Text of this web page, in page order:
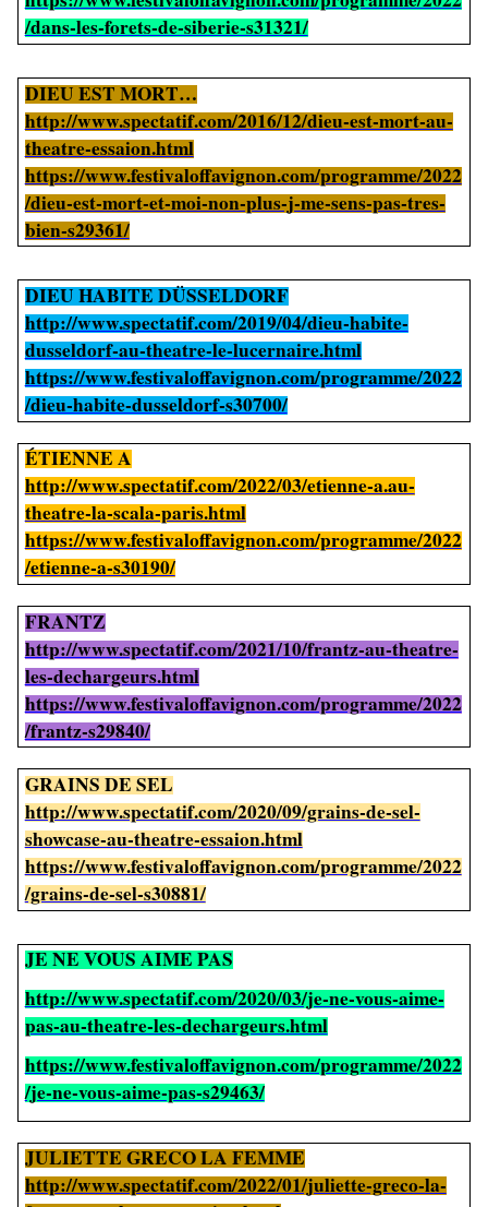
/dans-les-forets-de-siberie-s31321/
DIEU EST MORT…
http://www.spectatif.com/2016/12/dieu-est-mort-au-
theatre-essaion.html
https://www.festivaloffavignon.com/programme/2022
/dieu-est-mort-et-moi-non-plus-j-me-sens-pas-tres-
bien-s29361/
DIEU HABITE DÜSSELDORF
http://www.spectatif.com/2019/04/dieu-habite-
dusseldorf-au-theatre-le-lucernaire.html
https://www.festivaloffavignon.com/programme/2022
/dieu-habite-dusseldorf-s30700/
ÉTIENNE A
http://www.spectatif.com/2022/03/etienne-a.au-
theatre-la-scala-paris.html
https://www.festivaloffavignon.com/programme/2022
/etienne-a-s30190/
FRANTZ
http://www.spectatif.com/2021/10/frantz-au-theatre-
les-dechargeurs.html
https://www.festivaloffavignon.com/programme/2022
/frantz-s29840/
GRAINS DE SEL
http://www.spectatif.com/2020/09/grains-de-sel-
showcase-au-theatre-essaion.html
https://www.festivaloffavignon.com/programme/2022
/grains-de-sel-s30881/
JE NE VOUS AIME PAS
http://www.spectatif.com/2020/03/je-ne-vous-aime-
pas-au-theatre-les-dechargeurs.html
https://www.festivaloffavignon.com/programme/2022
/je-ne-vous-aime-pas-s29463/
JULIETTE GRECO LA FEMME
http://www.spectatif.com/2022/01/juliette-greco-la-